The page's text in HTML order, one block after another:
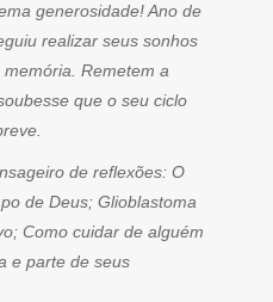
generosidade! Ano de
realizar seus sonhos
Remetem a
que o seu ciclo
de reflexões: O
de Deus; Glioblastoma
Como cuidar de alguém
e parte de seus